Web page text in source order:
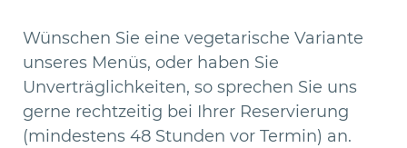
Wünschen Sie eine vegetarische Variante
unseres Menüs, oder haben Sie
Unverträglichkeiten, so sprechen Sie uns
gerne rechtzeitig bei Ihrer Reservierung
(mindestens 48 Stunden vor Termin) an.